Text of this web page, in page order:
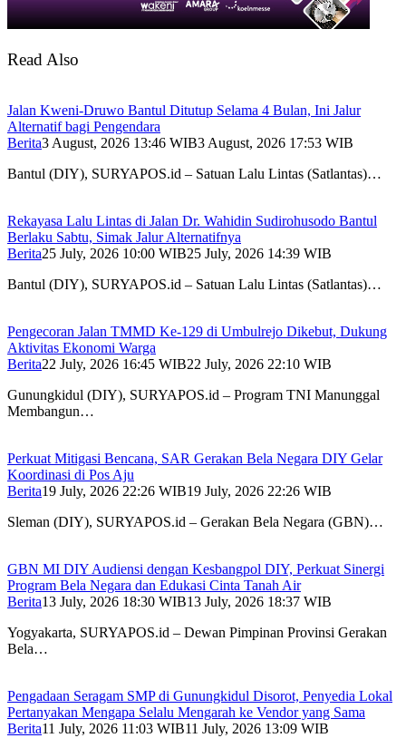
Read Also
Jalan Kweni-Druwo Bantul Ditutup Selama 4 Bulan, Ini Jalur
Alternatif bagi Pengendara
Berita3 August, 2026 13:46 WIB3 August, 2026 17:53 WIB
Bantul (DIY), SURYAPOS.id – Satuan Lalu Lintas (Satlantas)…
Rekayasa Lalu Lintas di Jalan Dr. Wahidin Sudirohusodo Bantul
Berlaku Sabtu, Simak Jalur Alternatifnya
Berita25 July, 2026 10:00 WIB25 July, 2026 14:39 WIB
Bantul (DIY), SURYAPOS.id – Satuan Lalu Lintas (Satlantas)…
Pengecoran Jalan TMMD Ke-129 di Umbulrejo Dikebut, Dukung
Aktivitas Ekonomi Warga
Berita22 July, 2026 16:45 WIB22 July, 2026 22:10 WIB
Gunungkidul (DIY), SURYAPOS.id – Program TNI Manunggal
Membangun…
Perkuat Mitigasi Bencana, SAR Gerakan Bela Negara DIY Gelar
Koordinasi di Pos Aju
Berita19 July, 2026 22:26 WIB19 July, 2026 22:26 WIB
Sleman (DIY), SURYAPOS.id – Gerakan Bela Negara (GBN)…
GBN MI DIY Audiensi dengan Kesbangpol DIY, Perkuat Sinergi
Program Bela Negara dan Edukasi Cinta Tanah Air
Berita13 July, 2026 18:30 WIB13 July, 2026 18:37 WIB
Yogyakarta, SURYAPOS.id – Dewan Pimpinan Provinsi Gerakan
Bela…
Pengadaan Seragam SMP di Gunungkidul Disorot, Penyedia Lokal
Pertanyakan Mengapa Selalu Mengarah ke Vendor yang Sama
Berita11 July, 2026 11:03 WIB11 July, 2026 13:09 WIB